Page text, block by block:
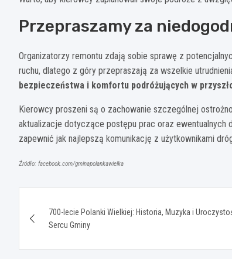
Przepraszamy za
Organizatorzy remontu zdają sobie sprawę z
ruchu, dlatego z góry przepraszają za wszelkie
bezpieczeństwa i komfortu podróżujących w
Kierowcy proszeni są o zachowanie szczególnej
aktualizacje dotyczące postępu prac oraz ewentualnych
zapewnić jak najlepszą komunikację z użytkownikami
Źródło: facebook.com/gminapolankawielka
wpisu
700-lecie Polanki Wielkiej: Historia, Muzyka i
Sercu Gminy